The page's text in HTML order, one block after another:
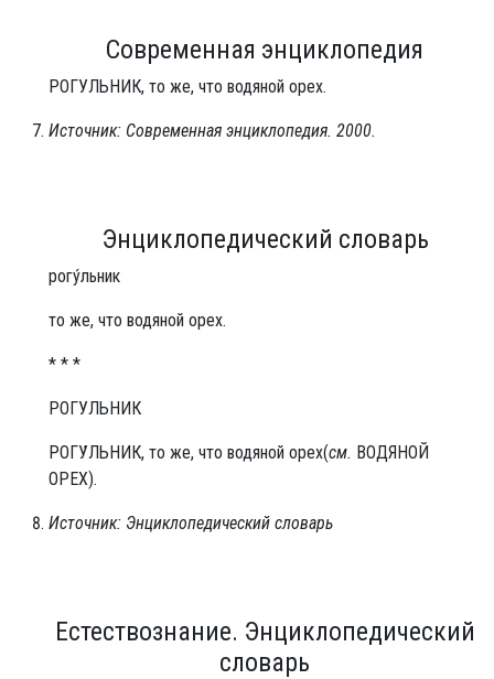
Современная энциклопедия
РОГУЛЬНИК, то же, что водяной орех.
Источник: Современная энциклопедия. 2000.
Энциклопедический словарь
рогу́льник
то же, что водяной орех.
* * *
РОГУЛЬНИК
РОГУ́ЛЬНИК, то же, что водяной орех(см. ВОДЯНОЙ
ОРЕХ).
Источник: Энциклопедический словарь
Естествознание. Энциклопедический
словарь